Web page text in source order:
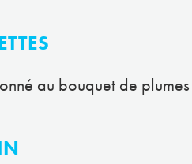
au bouquet de